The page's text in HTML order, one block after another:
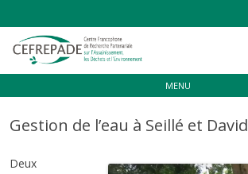
MENU
contenu
Gestion de l’eau à Seillé et David
Deux